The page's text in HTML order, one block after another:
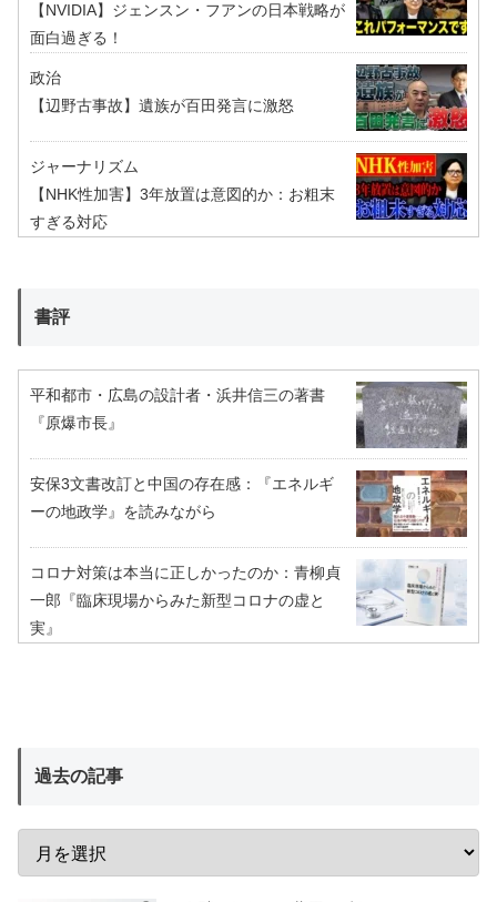
【NVIDIA】ジェンスン・フアンの日本戦略が
面白過ぎる！
政治
【辺野古事故】遺族が百田発言に激怒
ジャーナリズム
【NHK性加害】3年放置は意図的か：お粗末
すぎる対応
書評
平和都市・広島の設計者・浜井信三の著書
『原爆市長』
安保3文書改訂と中国の存在感：『エネルギ
ーの地政学』を読みながら
コロナ対策は本当に正しかったのか：青柳貞
一郎『臨床現場からみた新型コロナの虚と
実』
過去の記事